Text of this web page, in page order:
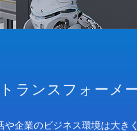
ランスフォーメ
企業のビジネス環境は大き